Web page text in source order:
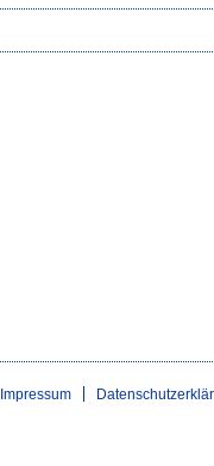
Impressum